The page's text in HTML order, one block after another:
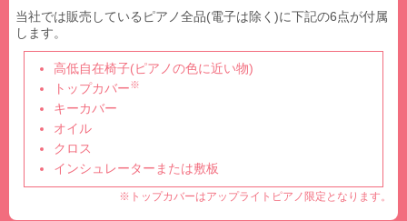
当社では販売しているピアノ全品(電子は除く)に下記の6点が付属
します。
高低自在椅子(ピアノの色に近い物)
トップカバー※
キーカバー
オイル
クロス
インシュレーターまたは敷板
※トップカバーはアップライトピアノ限定となります。